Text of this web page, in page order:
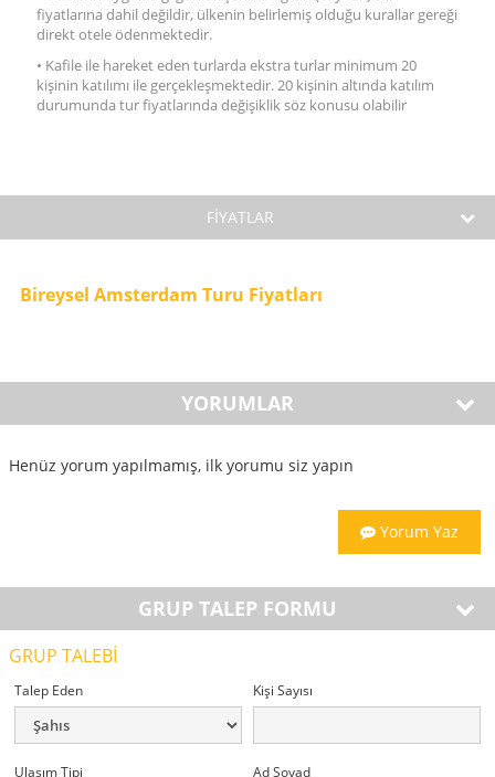
fiyatlarına dahil değildir, ülkenin belirlemiş olduğu kurallar gereği
direkt otele ödenmektedir.
• Kafile ile hareket eden turlarda ekstra turlar minimum 20
kişinin katılımı ile gerçekleşmektedir. 20 kişinin altında katılım
durumunda tur fiyatlarında değişiklik söz konusu olabilir
FİYATLAR
Bireysel Amsterdam Turu Fiyatları
YORUMLAR
Henüz yorum yapılmamış, ilk yorumu siz yapın
Yorum Yaz
GRUP TALEP FORMU
GRUP TALEBİ
Talep Eden Kişi Sayısı
Ulaşım Tipi Ad Soyad